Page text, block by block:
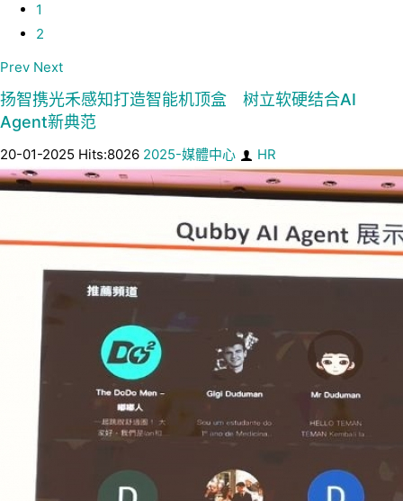
1
2
Prev Next
扬智携光禾感知打造智能机顶盒 树立软硬结合AI
Agent新典范
20-01-2025 Hits:8026 2025-媒體中心 HR